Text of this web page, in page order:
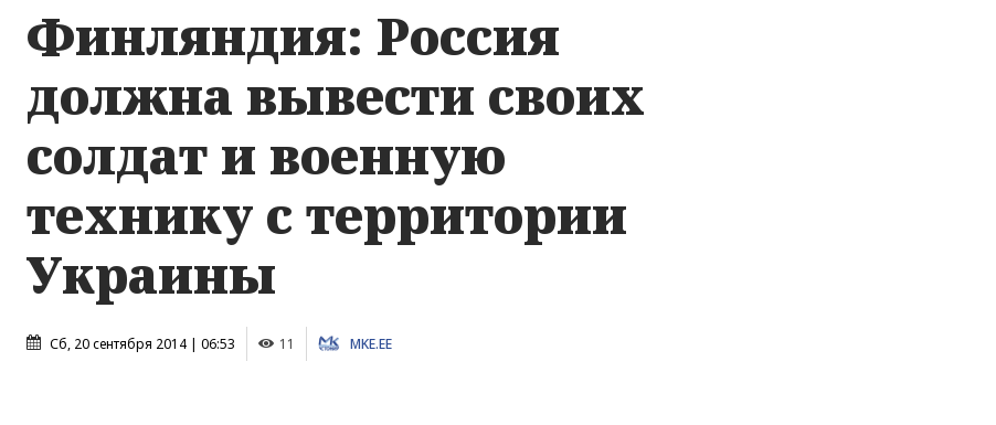
Финляндия: Россия
должна вывести своих
солдат и военную
технику с территории
Украины
Сб, 20 сентября 2014 | 06:53 11 MKE.EE